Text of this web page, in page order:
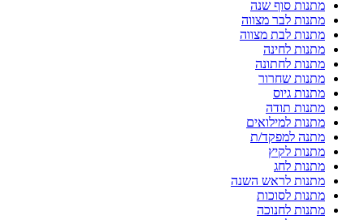
מתנות סוף שנה
מתנות לבר מצווה
מתנות לבת מצווה
מתנות לחינה
מתנות לחתונה
מתנות שחרור
מתנות גיוס
מתנות תודה
מתנות למילואים
מתנה למפקד/ת
מתנות לקיץ
מתנות לחג
מתנות לראש השנה
מתנות לסוכות
מתנות לחנוכה